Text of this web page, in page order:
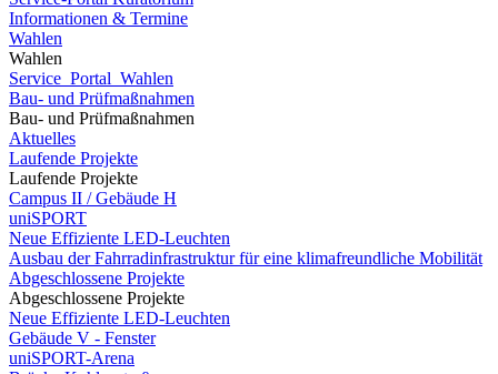
Informationen & Termine
Wahlen
Wahlen
Service_Portal_Wahlen
Bau- und Prüfmaßnahmen
Bau- und Prüfmaßnahmen
Aktuelles
Laufende Projekte
Laufende Projekte
Campus II / Gebäude H
uniSPORT
Neue Effiziente LED-Leuchten
Ausbau der Fahrradinfrastruktur für eine klimafreundliche Mobilität
Abgeschlossene Projekte
Abgeschlossene Projekte
Neue Effiziente LED-Leuchten
Gebäude V - Fenster
uniSPORT-Arena